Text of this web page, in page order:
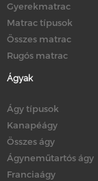
Gyerekmatrac
Matrac típusok
Összes matrac
Rugós matrac
Ágyak
Ágy típusok
Kanapéágy
Összes ágy
Ágyneműtartós ágy
Franciaágy